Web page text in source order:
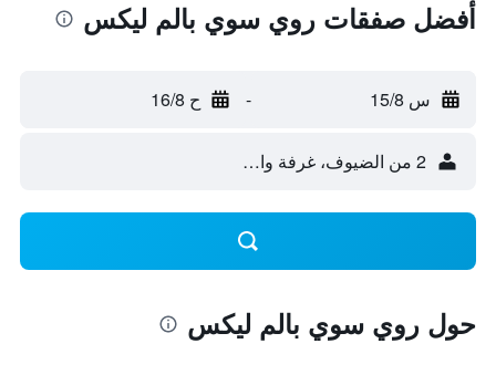
أفضل صفقات روي سوي بالم ليكس
س 15/8 - ح 16/8
2 من الضيوف، غرفة واحدة
حول روي سوي بالم ليكس